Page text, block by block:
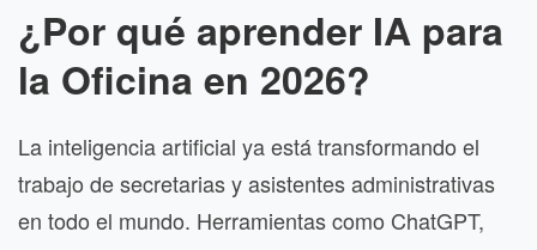
¿Por qué aprender IA para
la Oficina en 2026?
La inteligencia artificial ya está transformando el
trabajo de secretarias y asistentes administrativas
en todo el mundo. Herramientas como ChatGPT,